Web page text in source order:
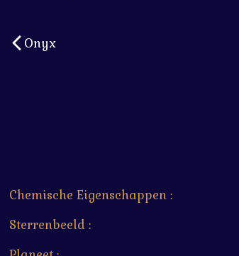
Onyx
Chemische Eigenschappen :
Sterrenbeeld :